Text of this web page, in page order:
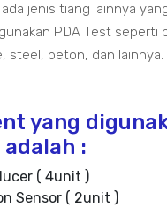
jenis tiang lainnya
PDA Test seperti
steel, beton, dan lainnya.
yang
adalah :
( 4unit )
Sensor ( 2unit )